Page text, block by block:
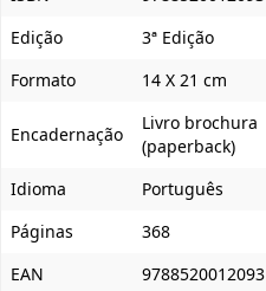
Edição
3ª Edição
Formato
14 X 21 cm
Encadernação
Livro brochura
(paperback)
Idioma
Português
Páginas
368
EAN
9788520012093